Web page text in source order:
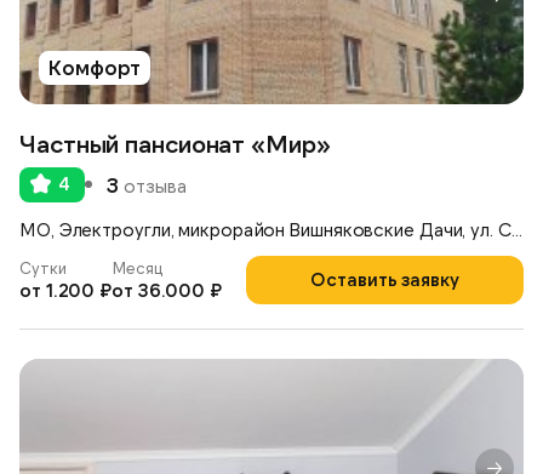
Комфорт
Частный пансионат «Мир»
4 3 отзыва
МО, Электроугли, микрорайон Вишняковские Дачи, ул. Советская, 10
Оставить заявку
Сутки
от 1.200 ₽
Месяц
от 36.000 ₽